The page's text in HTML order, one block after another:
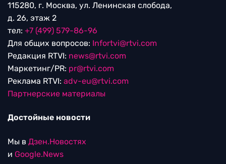
115280, г. Москва, ул. Ленинская слобода,
д. 26, этаж 2
тел: +7 (499) 579-86-96
Для общих вопросов: Infortvi@rtvi.com
Редакция RTVI: news@rtvi.com
Маркетинг/PR: pr@rtvi.com
Реклама RTVI: adv-eu@rtvi.com
Партнерские материалы
Достойные новости
Мы в Дзен.Новостях
и Google.News